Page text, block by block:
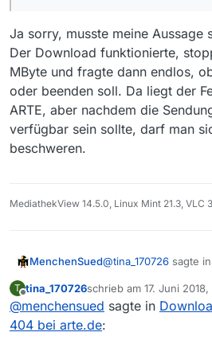
stoppe, ist er zwar als
lässt sich aber mit dem
nicht abspielen:
Wiedergeben der Datei
Player ein Problem
diesen Teil Deiner
gelöscht. Das irritiert
Habe ich vielleicht doch
MediathekView-
Ja sorry, musste meine Aussage
Der Download funktionierte,
MByte und fragte dann endlos,
oder beenden soll. Da liegt der
ARTE, aber nachdem die
verfügbar sein sollte, darf man
beschweren.
MediathekView 14.5.0, Linux Mint 21.3, VLC
MenchenSued@tina_170726 sagte in
anfangs noch
Ja sorry, musste
T tina_170726schrieb am 17. Juni 2018,
zuletzt editiert von
@menchensued sagte in
404 bei arte.de: